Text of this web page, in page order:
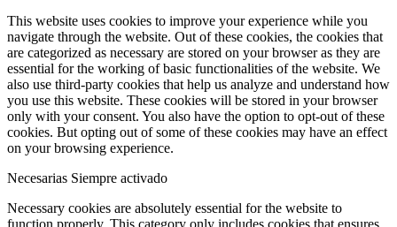
This website uses cookies to improve your experience while you
navigate through the website. Out of these cookies, the cookies that
are categorized as necessary are stored on your browser as they are
essential for the working of basic functionalities of the website. We
also use third-party cookies that help us analyze and understand how
you use this website. These cookies will be stored in your browser
only with your consent. You also have the option to opt-out of these
cookies. But opting out of some of these cookies may have an effect
on your browsing experience.
Necesarias Siempre activado
Necessary cookies are absolutely essential for the website to